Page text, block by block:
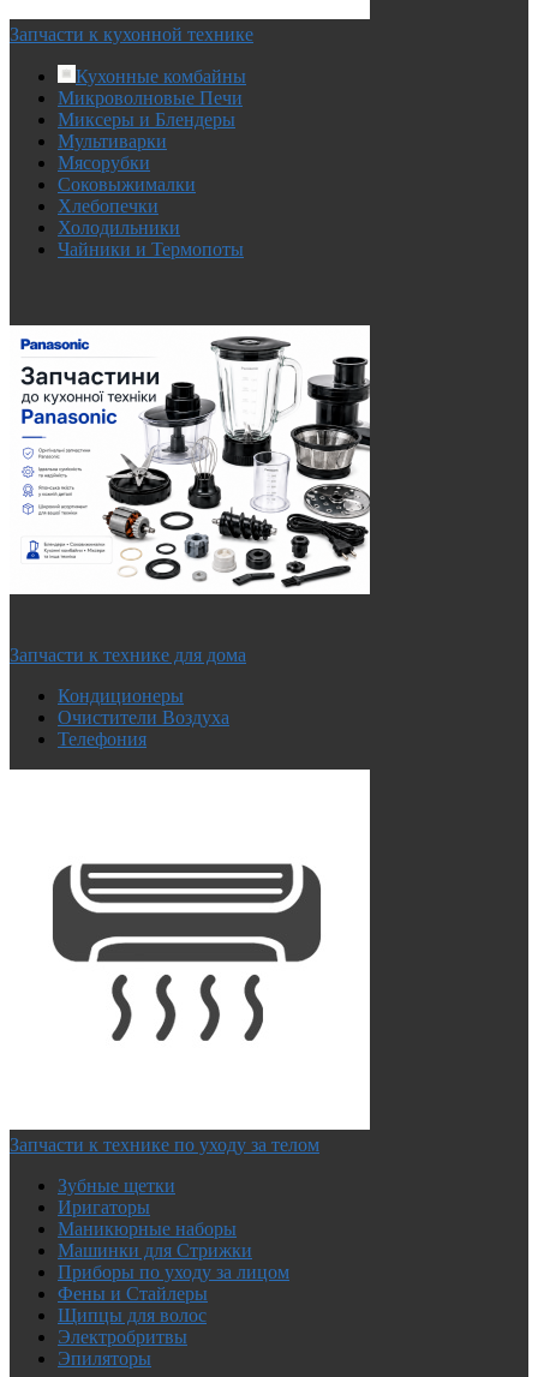
Запчасти к кухонной технике
Кухонные комбайны
Микроволновые Печи
Миксеры и Блендеры
Мультиварки
Мясорубки
Соковыжималки
Хлебопечки
Холодильники
Чайники и Термопоты
Запчасти к технике для дома
Кондиционеры
Очистители Воздуха
Телефония
Запчасти к технике по уходу за телом
Зубные щетки
Иригаторы
Маникюрные наборы
Машинки для Стрижки
Приборы по уходу за лицом
Фены и Стайлеры
Щипцы для волос
Электробритвы
Эпиляторы